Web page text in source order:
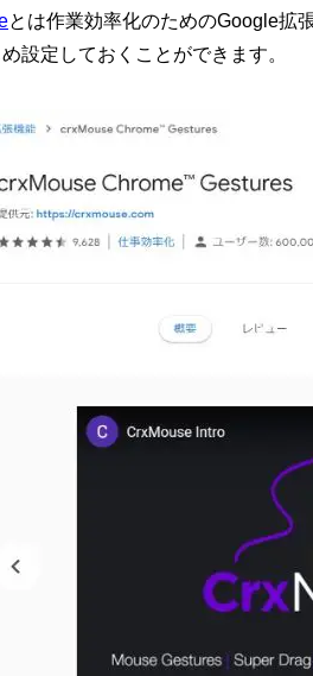
とは作業効率化のためのGoogle拡
設定しておくことができます。